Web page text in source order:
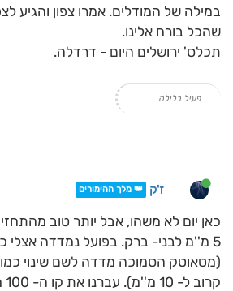
במילה של המודלים. אמרו צפון והגיע
שהכל בורח אלינו.
תכלס' ירושלים היום - דרדלה.
פעיל בלילה
ז'ק 👑 מלך ההימורים
כאן יום לא משהו, אבל יותר טוב
(מטאוטק הסמוכה מדדה לשם שינוי